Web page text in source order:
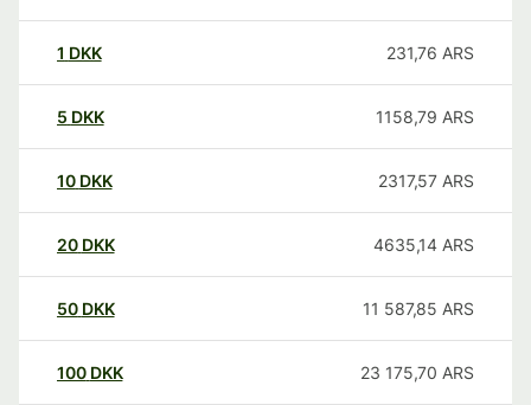
1 DKK 231,76 ARS
5 DKK 1158,79 ARS
10 DKK 2317,57 ARS
20 DKK 4635,14 ARS
50 DKK 11 587,85 ARS
100 DKK 23 175,70 ARS